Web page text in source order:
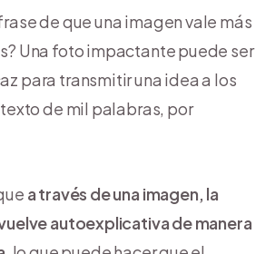
de que una imagen vale más
Una foto impactante puede ser
para transmitir una idea a los
de mil palabras, por
a través de una imagen, la
autoexplicativa de manera